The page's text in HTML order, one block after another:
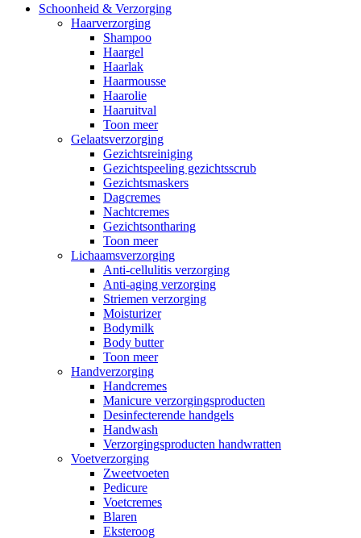
Schoonheid & Verzorging
Haarverzorging
Shampoo
Haargel
Haarlak
Haarmousse
Haarolie
Haaruitval
Toon meer
Gelaatsverzorging
Gezichtsreiniging
Gezichtspeeling gezichtsscrub
Gezichtsmaskers
Dagcremes
Nachtcremes
Gezichtsontharing
Toon meer
Lichaamsverzorging
Anti-cellulitis verzorging
Anti-aging verzorging
Striemen verzorging
Moisturizer
Bodymilk
Body butter
Toon meer
Handverzorging
Handcremes
Manicure verzorgingsproducten
Desinfecterende handgels
Handwash
Verzorgingsproducten handwratten
Voetverzorging
Zweetvoeten
Pedicure
Voetcremes
Blaren
Eksteroog